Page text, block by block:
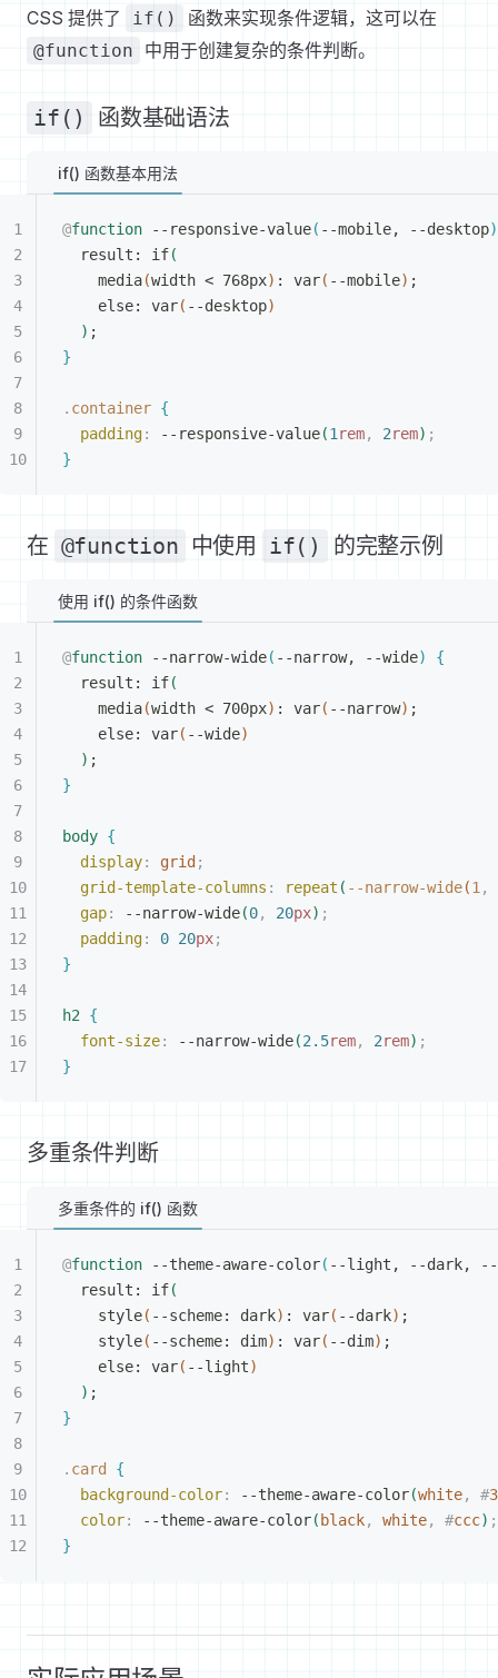
CSS 提供了 if() 函数来实现条件逻辑，这可以在
@function 中用于创建复杂的条件判断。
if() 函数基础语法
if() 函数基本用法
@function --responsive-value( --mobile, --desktop)
result: if(
media(width < 768px) : var( --mobile) ;
else: var( --desktop)
) ;
}
. container {
padding: --responsive-value(1 rem, 2rem) ;
}
在 @function 中使用 if() 的完整示例
使用 if() 的条件函数
@function --narrow-wide( --narrow, --wide)
{
result: if(
media(width < 700px) : var( --narrow) ;
else: var( --wide)
) ;
}
body {
display: grid ;
grid-template-columns : repeat ( --narrow-wide(1 ,
gap: --narrow-wide(0, 20px) ;
padding: 0 20px;
}
h2
{
font-size: --narrow-wide(2.5rem, 2rem) ;
}
多重条件判断
多重条件的 if() 函数
@function --theme-aware-color( --light, --dark, --
result: if(
style( --scheme: dark) : var( --dark) ;
style( --scheme: dim) : var( --dim) ;
else: var( --light)
) ;
}
. card
{
background-color: --theme-aware-color(white, #
color: --theme-aware-color( black, white, #ccc) ;
}